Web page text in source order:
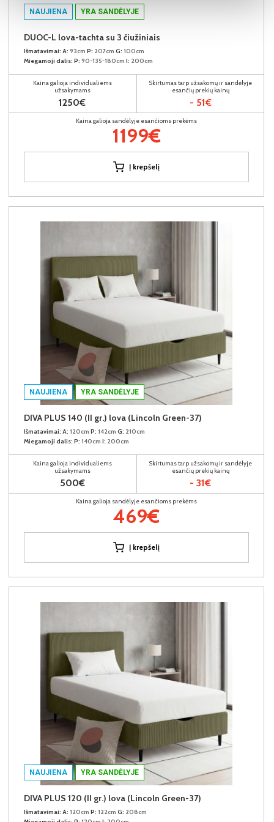
NAUJIENA YRA SANDĖLYJE
DUOC-L lova-tachta su 3 čiužiniais
Išmatavimai: A: 93cm P: 207cm G: 100cm
Miegamoji dalis: P: 90-135-180cm I: 200cm
Kaina galioja individualiems
užsakymams
1250€
Skirtumas tarp užsakomų ir sandėlyje
esančių prekių kainų
- 51€
Kaina galioja sandėlyje esančioms prekėms
1199€
Į krepšelį
NAUJIENA YRA SANDĖLYJE
DIVA PLUS 140 (II gr.) lova (Lincoln Green-37)
Išmatavimai: A: 120cm P: 142cm G: 210cm
Miegamoji dalis: P: 140cm I: 200cm
Kaina galioja individualiems
užsakymams
500€
Skirtumas tarp užsakomų ir sandėlyje
esančių prekių kainų
- 31€
Kaina galioja sandėlyje esančioms prekėms
469€
Į krepšelį
NAUJIENA YRA SANDĖLYJE
DIVA PLUS 120 (II gr.) lova (Lincoln Green-37)
Išmatavimai: A: 120cm P: 122cm G: 208cm